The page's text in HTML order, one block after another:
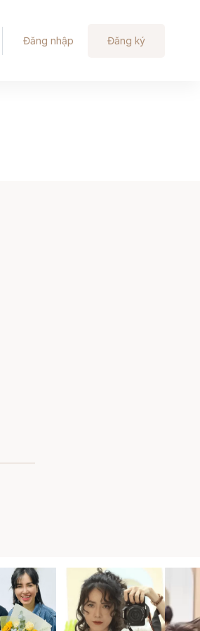
Đăng nhập Đăng ký